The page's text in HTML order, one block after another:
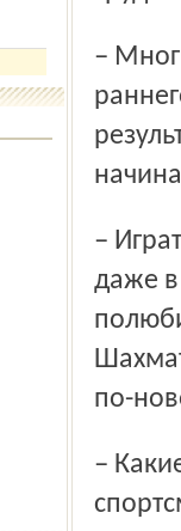
– Многие говорят, что шахматами нужно заниматься с
– Играть в шахматы можно начинать в любом возрасте. И
даже в
по-
– Какие книги вы поре­комендуете начинающим